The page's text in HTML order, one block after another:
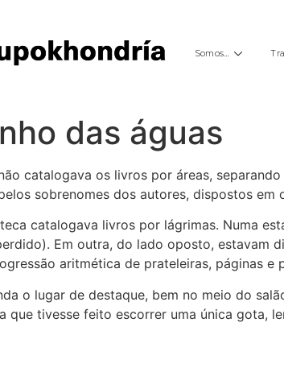
Somos…
das águas
catalogava os livros por áreas,
sobrenomes dos autores, dispostos em
catalogava livros por lágrimas. Numa
Em outra, do lado oposto, estavam
aritmética de prateleiras, páginas e
o lugar de destaque, bem no meio do
que tivesse feito escorrer uma única gota,